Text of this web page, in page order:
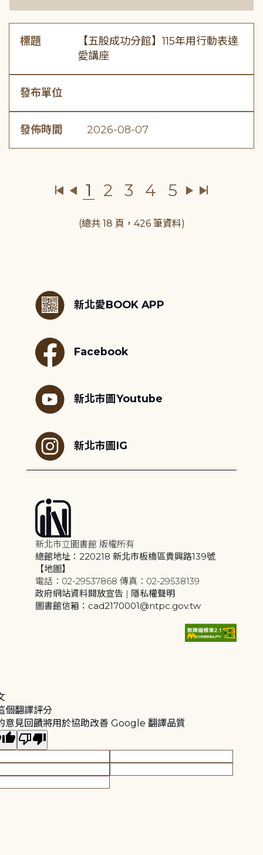
標題
【五股成功分館】115年用行動表達
愛講座
發布單位
發佈時間 2026-08-07
1 2 3 4 5
(總共 18 頁，426 筆資料)
新北愛BOOK APP
Facebook
新北市圖Youtube
新北市圖IG
新北市立圖書館 版權所有
總館地址：220218 新北市板橋區貴興路139號
【地圖】
電話：02-29537868 傳真：02-29538139
政府網站資料開放宣告 | 隱私權聲明
圖書館信箱：cad2170001@ntpc.gov.tw
個翻譯評分
意見回饋將用於協助改善 Google 翻譯品質